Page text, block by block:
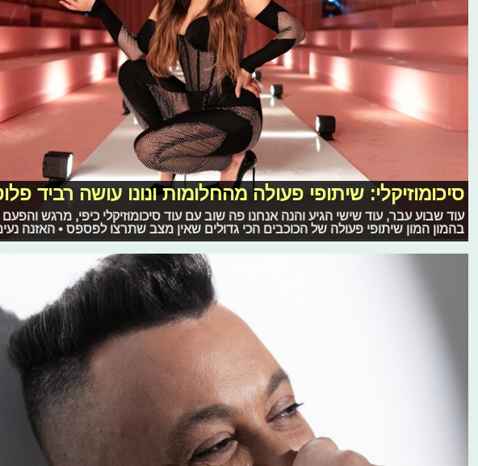
סיכומוזיקלי: שיתופי פעולה מהחלומות ונונו עושה רביד
עוד שבוע עבר, עוד שישי הגיע והנה אנחנו פה שוב עם עוד סיכומוזיקלי כיפי, מרגש
בהמון המון שיתופי פעולה של הכוכבים הכי גדולים שאין מצב שתרצו לפספס • האזנה